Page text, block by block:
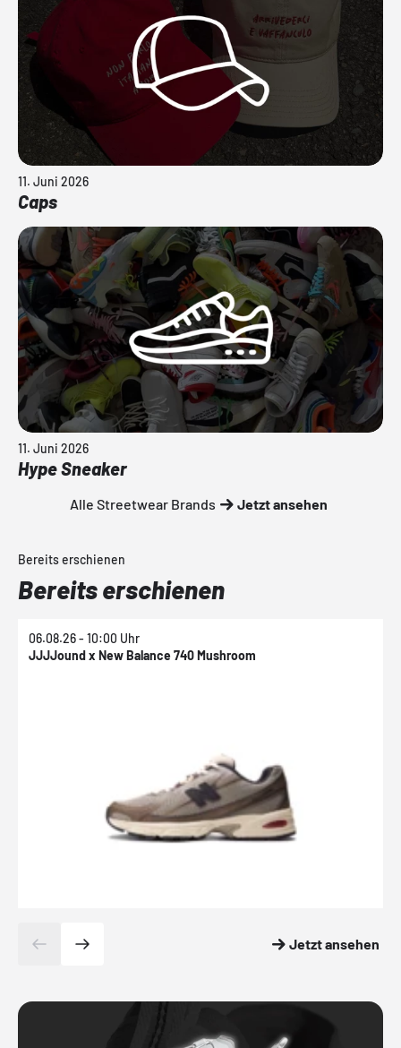
11. Juni 2026
Caps
11. Juni 2026
Hype Sneaker
Alle Streetwear Brands Jetzt ansehen
Bereits erschienen
Bereits erschienen
06.08.26 - 10:00 Uhr
JJJJound x New Balance 740 Mushroom
Jetzt ansehen